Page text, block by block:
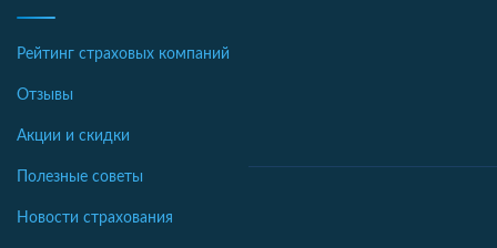
Рейтинг страховых компаний
Отзывы
Акции и скидки
Полезные советы
Новости страхования